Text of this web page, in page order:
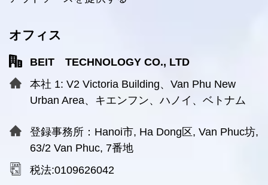
オフィス
BEIT TECHNOLOGY CO., LTD
本社 1: V2 Victoria Building、Van Phu New
Urban Area、キエンフン、ハノイ、ベトナム
登録事務所：Hanoi市, Ha Dong区, Van Phuc坊,
63/2 Van Phuc, 7番地
税法:0109626042